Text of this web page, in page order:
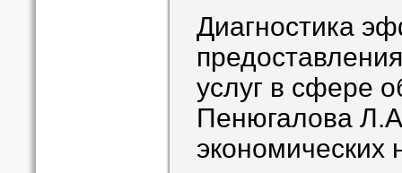
Диагностика
услуг в сфере
Пенюгалова
экономических